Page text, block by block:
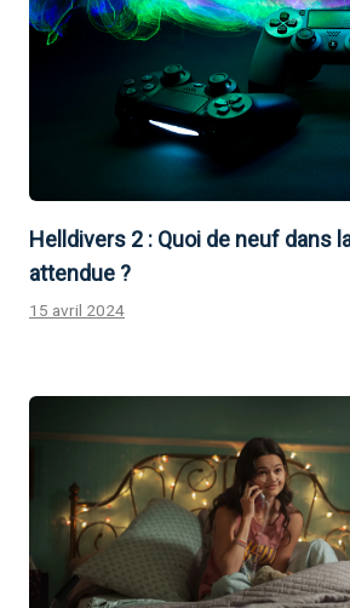
Helldivers 2 : Quoi de neuf dans
attendue ?
15 avril 2024